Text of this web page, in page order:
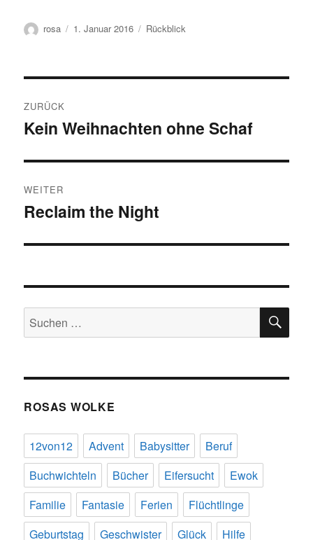
Autor
rosa
Veröffentlicht
1. Januar 2016 Schlagwörter
Rückblick
ZURÜCK
Vorheriger
Kein Weihnachten ohne Schaf
WEITER
Nächster
Reclaim the Night
Suchen
nach:
ROSAS WOLKE
12von12 Advent Babysitter
Beruf
Buchwichteln
Bücher Eifersucht
Ewok
Familie
Fantasie Ferien
Flüchtlinge
Geburtstag
Geschwister Glück
Hilfe